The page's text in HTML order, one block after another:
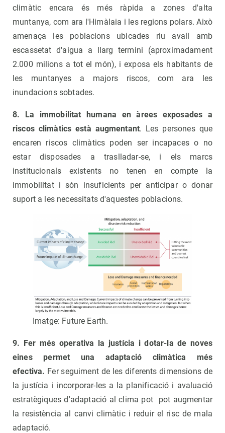
climàtic encara és més ràpida a zones d'alta
muntanya, com ara l'Himàlaia i les regions polars. Això
amenaça les poblacions ubicades riu avall amb
escassetat d'aigua a llarg termini (aproximadament
2.000 milions a tot el món), i exposa els habitants de
les muntanyes a majors riscos, com ara les
inundacions sobtades.
8. La immobilitat humana en àrees exposades a
riscos climàtics està augmentant. Les persones que
encaren riscos climàtics poden ser incapaces o no
estar disposades a traslladar-se, i els marcs
institucionals existents no tenen en compte la
immobilitat i són insuficients per anticipar o donar
suport a les necessitats d'aquestes poblacions.
Imatge: Future Earth.
9. Fer més operativa la justícia i dotar-la de noves
eines permet una adaptació climàtica més
efectiva. Fer seguiment de les diferents dimensions de
la justícia i incorporar-les a la planificació i avaluació
estratègiques d'adaptació al clima pot pot augmentar
la resistència al canvi climàtic i reduir el risc de mala
adaptació.